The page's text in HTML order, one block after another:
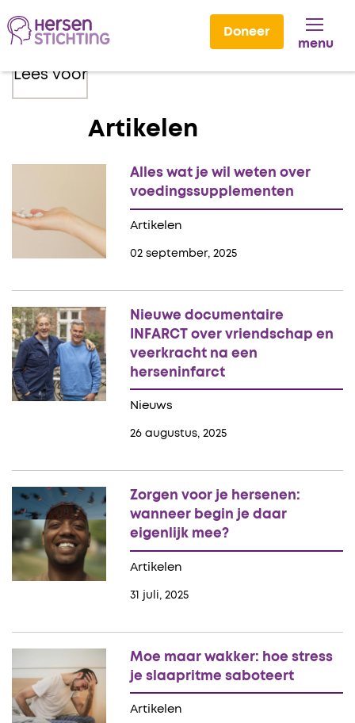
Doneer
menu
Lees voor
Artikelen
02 september, 2025
Artikelen
Alles wat je wil weten over
voedingssupplementen
26 augustus, 2025
Nieuws
Nieuwe documentaire
INFARCT over vriendschap en
veerkracht na een
herseninfarct
31 juli, 2025
Artikelen
Zorgen voor je hersenen:
wanneer begin je daar
eigenlijk mee?
Artikelen
Moe maar wakker: hoe stress
je slaapritme saboteert